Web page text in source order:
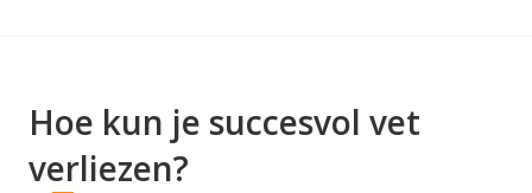
Hoe kun je succesvol vet
verliezen?